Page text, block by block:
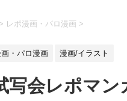
> レポ漫画・パロ漫画 >
画・パロ漫画 漫画/イラスト
写会レポマン